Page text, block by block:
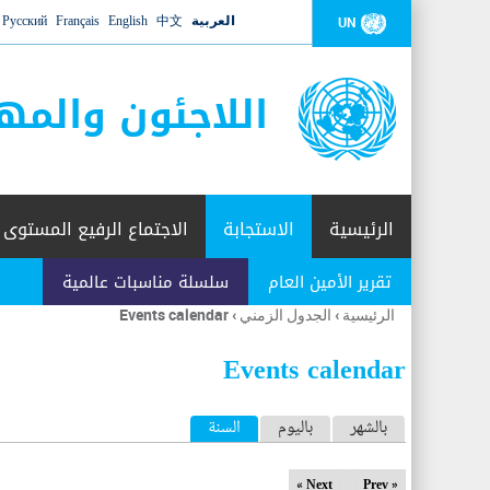
UN العربية 中文
English
Français
Русский
اللاجئون
الرئيسية الاستجابة
تقرير الأمين العام سلسلة مناسبات عالمية
الاجتماع الرفيع المستوى
أنت
هنا
الرئيسية › الجدول الزمني ›
Events calendar
Events calendar
ا
ل
بالشهر باليوم السنة (علامة التبويب النشطة)